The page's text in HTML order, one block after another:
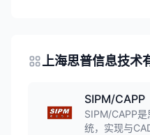
上海思普信息技术
SIPM/CAPP
SIPM/CAPP
统，实现与